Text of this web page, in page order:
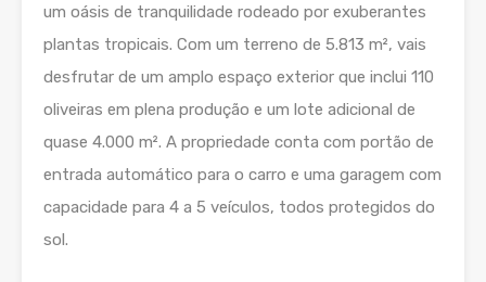
um oásis de tranquilidade rodeado por exuberantes
plantas tropicais. Com um terreno de 5.813 m², vais
desfrutar de um amplo espaço exterior que inclui 110
oliveiras em plena produção e um lote adicional de
quase 4.000 m². A propriedade conta com portão de
entrada automático para o carro e uma garagem com
capacidade para 4 a 5 veículos, todos protegidos do
sol.